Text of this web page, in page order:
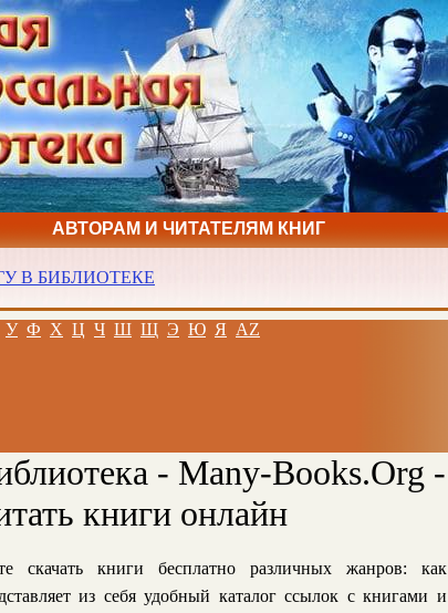
АВТОРАМ И ЧИТАТЕЛЯМ КНИГ
В БИБЛИОТЕКЕ
У Ф Х Ц Ч Ш Щ Э Ю Я AZ
- Many-Books.Org -
книги онлайн
скачать книги бесплатно различных жанров: как
из себя удобный каталог ссылок с книгами и